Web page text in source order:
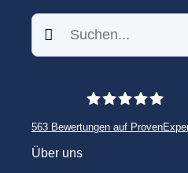
Suchen
563 Bewertungen auf
Über uns